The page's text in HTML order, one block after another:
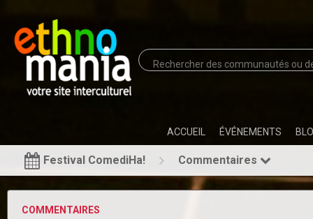
ACCUEIL ÉVÉNEMENTS
Festival ComediHa! Commentaires
COMMENTAIRES